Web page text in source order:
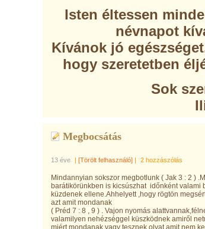
Isten éltessen
névnapot
Kívánok jó
hogy szeretetben
Sok
Megbocsátás
13 éve | [Törölt felhasználó] | 2 hozzászólás
Mindannyian sokszor megbotlunk ( Jak 3 : 2 )
barátikörünkben is kicsúszhat időnként valami
küzdenek ellene.Ahhelyett ,hogy rögtön
azt amit mondanak
( Préd 7 : 8 , 9 ) . Vajon nyomás
valamilyen nehézséggel küszködnek amiről
miért mondanak vagy tesznek olyat,amit nem